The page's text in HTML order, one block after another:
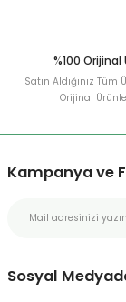
%100 Orijinal
Satın Aldığınız Tüm
Orijinal
Kampanya ve
Sosyal